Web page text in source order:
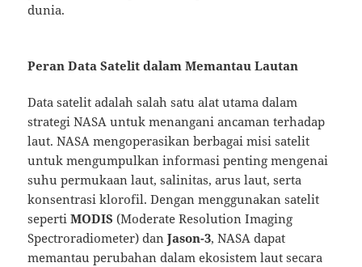
dunia.
Peran Data Satelit dalam Memantau Lautan
Data satelit adalah salah satu alat utama dalam
strategi NASA untuk menangani ancaman terhadap
laut. NASA mengoperasikan berbagai misi satelit
untuk mengumpulkan informasi penting mengenai
suhu permukaan laut, salinitas, arus laut, serta
konsentrasi klorofil. Dengan menggunakan satelit
sepertiMODIS (Moderate Resolution Imaging
Spectroradiometer) danJason-3, NASA dapat
memantau perubahan dalam ekosistem laut secara